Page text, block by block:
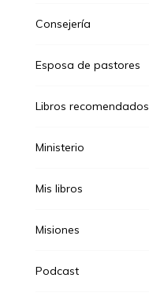
Consejería
Esposa de pastores
Libros recomendados
Ministerio
Mis libros
Misiones
Podcast